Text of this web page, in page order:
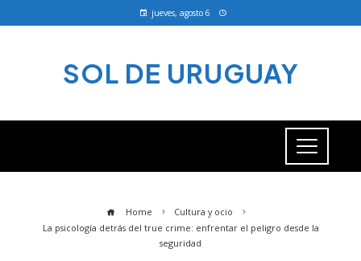
jueves, agosto 6
SOL DE URUGUAY
Home
Cultura y ocio
La psicología detrás del true crime: enfrentar el peligro desde la
seguridad